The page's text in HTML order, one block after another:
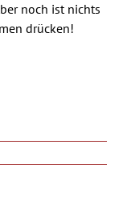
noch ist nichts
drücken!